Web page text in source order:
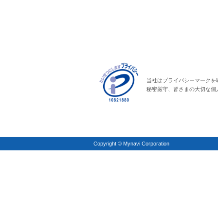
当社はプライバシーマークを
秘密厳守、皆さまの大切な個
Copyright © Mynavi Corporation